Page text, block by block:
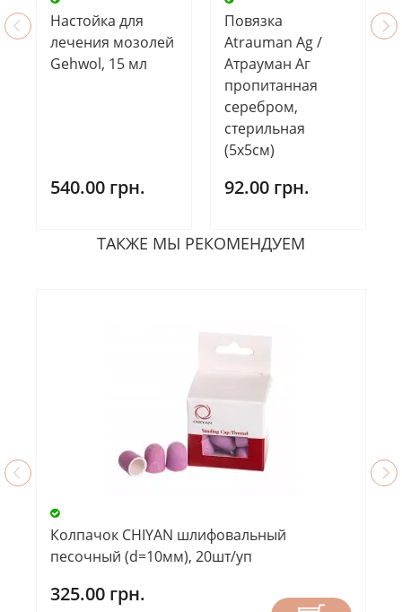
Настойка для
лечения мозолей
Gehwol, 15 мл
540.00 грн.
Повязка
Atrauman Ag /
Атрауман Аг
пропитанная
серебром,
стерильная
(5х5см)
92.00 грн.
ТАКЖЕ МЫ РЕКОМЕНДУЕМ
Колпачок CHIYAN шлифовальный
песочный (d=10мм), 20шт/уп
325.00 грн.